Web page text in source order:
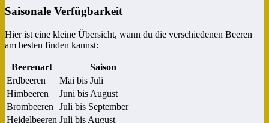
Saisonale Verfügbarkeit
Hier ist eine kleine Übersicht, wann du die verschiedenen Beeren
am besten finden kannst:
Beerenart
Saison
Erdbeeren
Mai bis Juli
Himbeeren
Juni bis August
Brombeeren
Juli bis September
Heidelbeeren Juli bis August